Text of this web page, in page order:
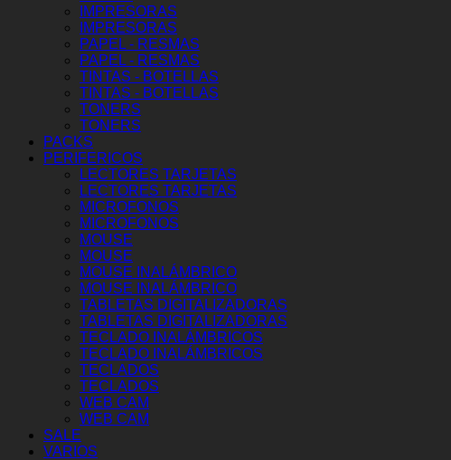
IMPRESORAS
IMPRESORAS
PAPEL - RESMAS
PAPEL - RESMAS
TINTAS - BOTELLAS
TINTAS - BOTELLAS
TONERS
TONERS
PACKS
PERIFERICOS
LECTORES TARJETAS
LECTORES TARJETAS
MICROFONOS
MICROFONOS
MOUSE
MOUSE
MOUSE INALÁMBRICO
MOUSE INALÁMBRICO
TABLETAS DIGITALIZADORAS
TABLETAS DIGITALIZADORAS
TECLADO INALÁMBRICOS
TECLADO INALÁMBRICOS
TECLADOS
TECLADOS
WEB CAM
WEB CAM
SALE
VARIOS